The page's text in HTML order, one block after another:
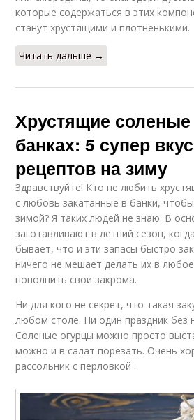
которые содержаться в этих
станут хрустящими и плотненькими.
Читать дальше →
Хрустящие
банках: 5 супер
рецептов на зиму
Здравствуйте! Кто не любить
с любовь закатанные в банки,
зимой? Я таких людей не знаю. В
заготавливают в летний сезон,
бывает, что и эти запасы быстро
ничего не мешает делать их в
пополнить свои закрома.
Ни для кого не секрет, что такая
любом столе. Ни один праздник без
Соленые огурцы можно просто
можно и в салат порезать. Очень
рассольник с перловкой .